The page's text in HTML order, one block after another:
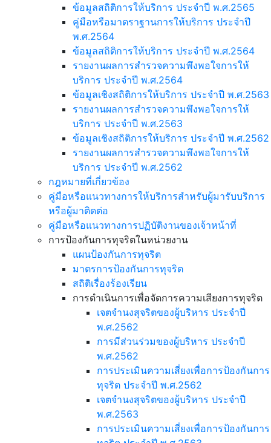
ข้อมูลสถิติการให้บริการ ประจำปี พ.ศ.2565
คู่มือหรือมาตราฐานการให้บริการ ประจำปี
พ.ศ.2564
ข้อมูลสถิติการให้บริการ ประจำปี พ.ศ.2564
รายงานผลการสำรวจความพึงพอใจการให้
บริการ ประจำปี พ.ศ.2564
ข้อมูลเชิงสถิติการให้บริการ ประจำปี พ.ศ.2563
รายงานผลการสำรวจความพึงพอใจการให้
บริการ ประจำปี พ.ศ.2563
ข้อมูลเชิงสถิติการให้บริการ ประจำปี พ.ศ.2562
รายงานผลการสำรวจความพึงพอใจการให้
บริการ ประจำปี พ.ศ.2562
กฎหมายที่เกี่ยวข้อง
คู่มือหรือแนวทางการให้บริการสำหรับผู้มารับบริการ
หรือผู้มาติดต่อ
คู่มือหรือแนวทางการปฏิบัติงานของเจ้าหน้าที่
การป้องกันการทุจริตในหน่วยงาน
แผนป้องกันการทุจริต
มาตรการป้องกันการทุจริต
สถิติเรื่องร้องเรียน
การดำเนินการเพื่อจัดการความเสียงการทุจริต
เจตจำนงสุจริตของผู้บริหาร ประจำปี
พ.ศ.2562
การมีส่วนร่วมของผู้บริหาร ประจำปี
พ.ศ.2562
การประเมินความเสี่ยงเพื่อการป้องกันการ
ทุจริต ประจำปี พ.ศ.2562
เจตจำนงสุจริตของผู้บริหาร ประจำปี
พ.ศ.2563
การประเมินความเสี่ยงเพื่อการป้องกันการ